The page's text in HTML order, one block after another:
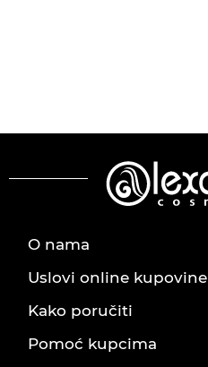
O nama
Uslovi online kupovine
Kako poručiti
Pomoć kupcima